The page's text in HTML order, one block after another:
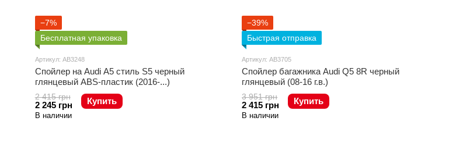
−7%
Бесплатная упаковка
Артикул: AB3248
Спойлер на Audi A5 стиль S5 черный
глянцевый ABS-пластик (2016-...)
2 415 грн
2 245 грн Купить
В наличии
−39%
Быстрая отправка
Артикул: AB3705
Спойлер багажника Audi Q5 8R черный
глянцевый (08-16 г.в.)
3 951 грн
2 415 грн Купить
В наличии